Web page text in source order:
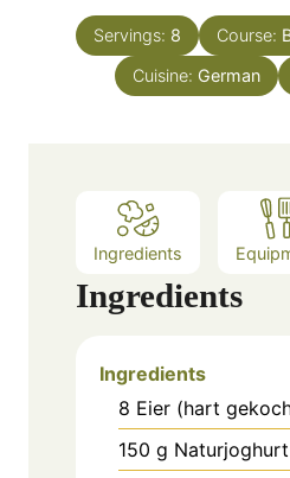
e
s
n
u
t
Servings: 8 Course:
Cuisine: German
Ingredients
Ingredients
Ingredients
8 Eier (hart
150 g Naturjoghurt